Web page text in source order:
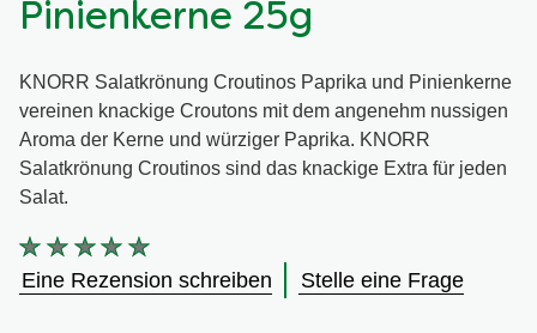
Pinienkerne 25g
KNORR Salatkrönung Croutinos Paprika und Pinienkerne
vereinen knackige Croutons mit dem angenehm nussigen
Aroma der Kerne und würziger Paprika. KNORR
Salatkrönung Croutinos sind das knackige Extra für jeden
Salat.
Keine
für
Eine Rezension schreiben Stelle eine Frage